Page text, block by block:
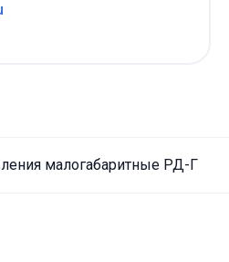
мало­га­ба­рит­ные РД-Г